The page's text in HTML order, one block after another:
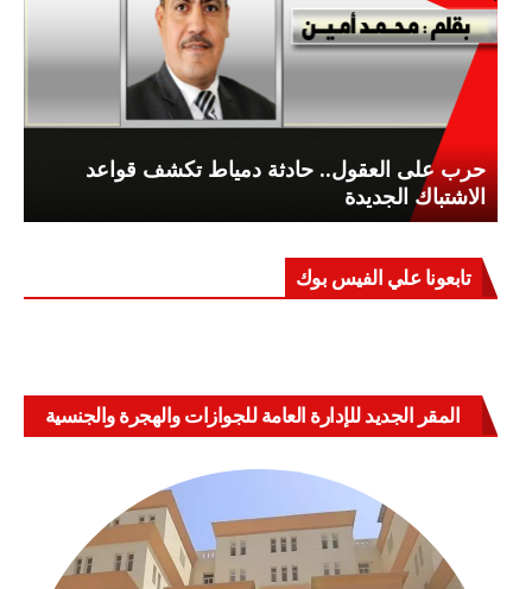
حرب على العقول.. حادثة دمياط تكشف قواعد
الاشتباك الجديدة
تابعونا علي الفيس بوك
المقر الجديد للإدارة العامة للجوازات والهجرة والجنسية